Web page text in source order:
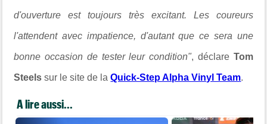
d'ouverture est toujours très excitant. Les coureurs
l'attendent avec impatience, d'autant que ce sera une
bonne occasion de tester leur condition", déclare Tom
Steels sur le site de laQuick-Step Alpha Vinyl Team.
A lire aussi...